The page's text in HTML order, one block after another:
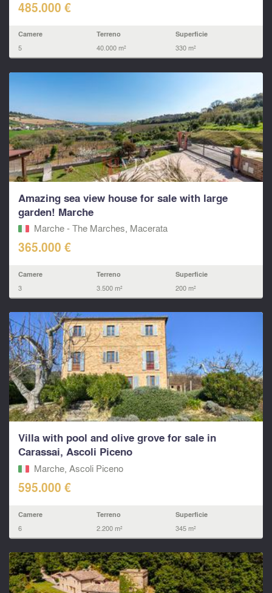
485.000 €
Camere
5
Terreno
40.000 m²
Superficie
330 m²
Amazing sea view house for sale with large
garden! Marche
Marche - The Marches, Macerata‎
365.000 €
Camere
3
Terreno
3.500 m²
Superficie
200 m²
Villa with pool and olive grove for sale in
Carassai, Ascoli Piceno
Marche, Ascoli Piceno
595.000 €
Camere
6
Terreno
2.200 m²
Superficie
345 m²